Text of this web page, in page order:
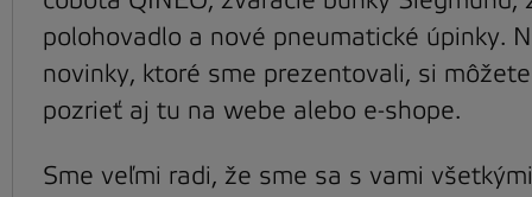
polohovadlo a nové pneumatické úpinky.
novinky, ktoré sme prezentovali, si
pozrieť aj tu na webe alebo e-shope.
Sme veľmi radi, že sme sa s vami